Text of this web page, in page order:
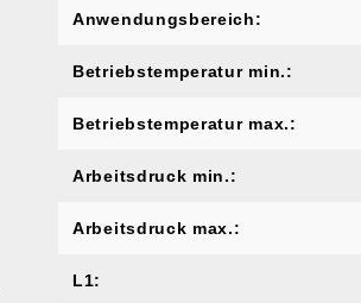
Anwendungsbereich:
Betriebstemperatur min.:
Betriebstemperatur max.:
Arbeitsdruck min.:
Arbeitsdruck max.:
L1: